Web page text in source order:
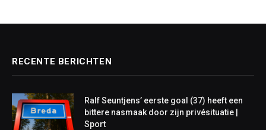
RECENTE BERICHTEN
Ralf Seuntjens’ eerste goal (37) heeft een
bittere nasmaak door zijn privésituatie |
Sport